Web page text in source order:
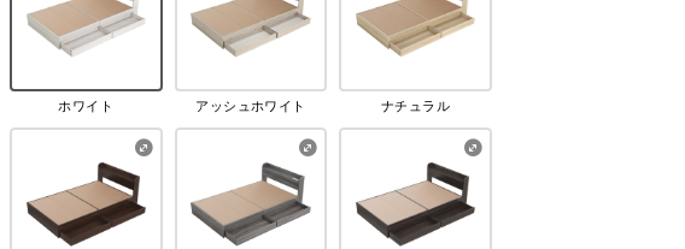
ホワイト アッシュホワイト ナチュラル